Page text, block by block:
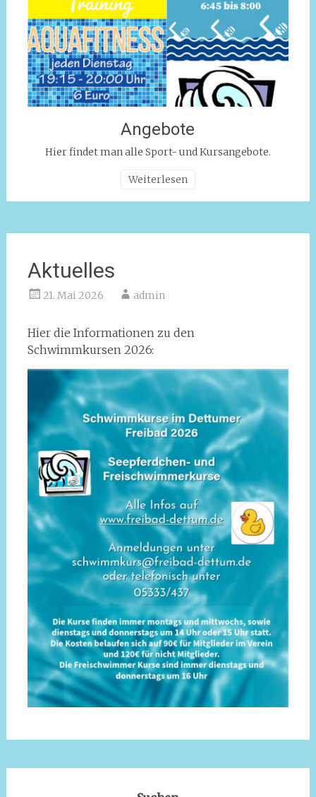
Angebote
Hier findet man alle Sport- und Kursangebote.
Weiterlesen
Aktuelles
21. Mai 2026 admin
Hier die Informationen zu den
Schwimmkursen 2026: